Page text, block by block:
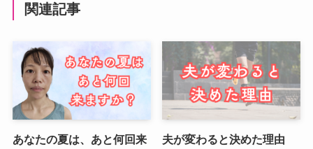
関連記事
あなたの夏は、あと何回来 夫が変わると決めた理由